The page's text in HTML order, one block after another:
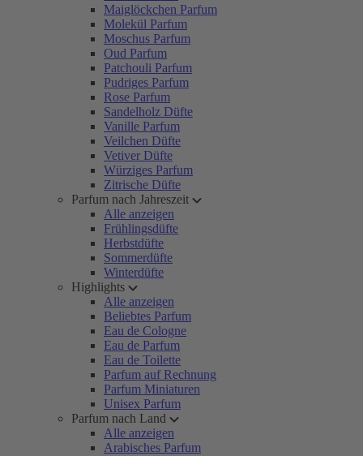
Maiglöckchen Parfum
Molekül Parfum
Moschus Parfum
Oud Parfum
Patchouli Parfum
Pudriges Parfum
Rose Parfum
Sandelholz Düfte
Vanille Parfum
Veilchen Düfte
Vetiver Düfte
Würziges Parfum
Zitrische Düfte
Parfum nach Jahreszeit
Alle anzeigen
Frühlingsdüfte
Herbstdüfte
Sommerdüfte
Winterdüfte
Highlights
Alle anzeigen
Beliebtes Parfum
Eau de Cologne
Eau de Parfum
Eau de Toilette
Parfum auf Rechnung
Parfum Miniaturen
Unisex Parfum
Parfum nach Land
Alle anzeigen
Arabisches Parfum